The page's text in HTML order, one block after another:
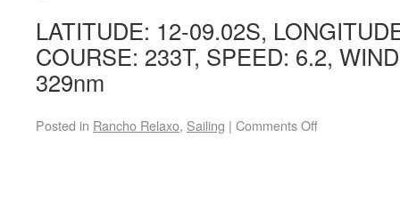
LATITUDE: 12-09.02S,
COURSE: 233T, SPEED: 6.2,
329nm
Posted in Rancho Relaxo, Sailing | Comments Off